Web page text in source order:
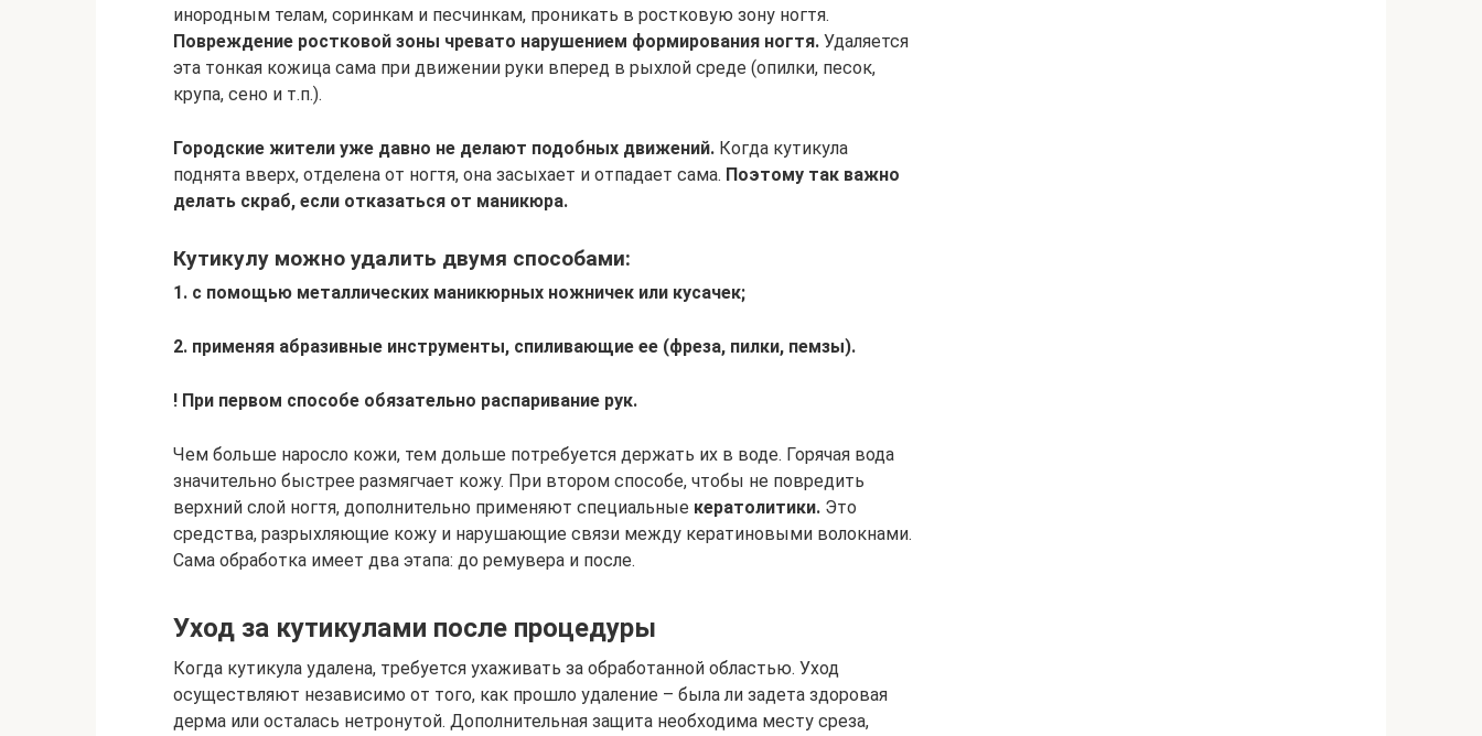
инородным телам, соринкам и песчинкам, проникать в ростковую зону ногтя.
Повреждение ростковой зоны чревато нарушением формирования ногтя. Удаляется
эта тонкая кожица сама при движении руки вперед в рыхлой среде (опилки, песок,
крупа, сено и т.п.).
Городские жители уже давно не делают подобных движений. Когда кутикула
поднята вверх, отделена от ногтя, она засыхает и отпадает сама. Поэтому так важно
делать скраб, если отказаться от маникюра.
Кутикулу можно удалить двумя способами:
1. с помощью металлических маникюрных ножничек или кусачек;
2. применяя абразивные инструменты, спиливающие ее (фреза, пилки, пемзы).
! При первом способе обязательно распаривание рук.
Чем больше наросло кожи, тем дольше потребуется держать их в воде. Горячая вода
значительно быстрее размягчает кожу. При втором способе, чтобы не повредить
верхний слой ногтя, дополнительно применяют специальные кератолитики. Это
средства, разрыхляющие кожу и нарушающие связи между кератиновыми волокнами.
Сама обработка имеет два этапа: до ремувера и после.
Уход за кутикулами после процедуры
Когда кутикула удалена, требуется ухаживать за обработанной областью. Уход
осуществляют независимо от того, как прошло удаление – была ли задета здоровая
дерма или осталась нетронутой. Дополнительная защита необходима месту среза,